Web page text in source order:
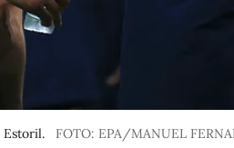
Estoril. FOTO: EPA/MANUEL